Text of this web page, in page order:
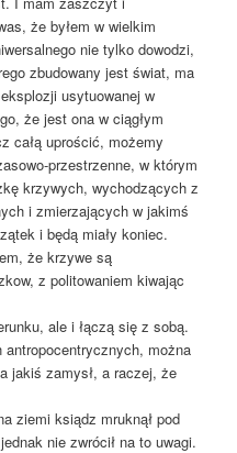
że byłem w wielkim
nie tylko dowodzi,
zbudowany jest świat, ma
usytuowanej w
że jest ona w ciągłym
całą uprościć, możemy
przestrzenne, w którym
krzywych, wychodzących z
i zmierzających w jakimś
i będą miały koniec.
że krzywe są
z politowaniem kiwając
ale i łączą się z sobą.
można
jakiś zamysł, a raczej, że
ziemi ksiądz mruknął pod
nie zwrócił na to uwagi.